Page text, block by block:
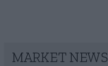
MARKET NEWS